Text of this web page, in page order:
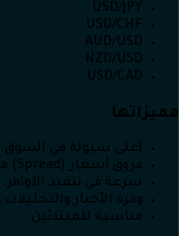
USD/JPY
USD/CHF
AUD/USD
NZD/USD
USD/CAD
مميزاتها
أعلى سيولة في السوق.
فروق أسعار (Spread) منخفضة.
سرعة في تنفيذ الأوامر.
وفرة الأخبار والتحليلات.
مناسبة للمبتدئين.